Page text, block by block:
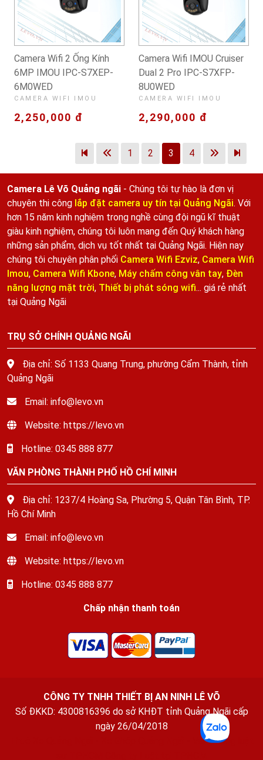
Camera Wifi 2 Ống Kính
6MP IMOU IPC-S7XEP-
6M0WED
CAMERA WIFI IMOU
2,250,000 đ
Camera Wifi IMOU Cruiser
Dual 2 Pro IPC-S7XFP-
8U0WED
CAMERA WIFI IMOU
2,290,000 đ
1 2 3 4
Camera Lê Võ Quảng ngãi - Chúng tôi tự hào là đơn vị
chuyên thi công lắp đặt camera uy tín tại Quảng Ngãi. Với
hơn 15 năm kinh nghiệm trong nghề cùng đội ngũ kĩ thuật
giàu kinh nghiệm, chúng tôi luôn mang đến Quý khách hàng
những sản phẩm, dịch vụ tốt nhất tại Quảng Ngãi. Hiện nay
chúng tôi chuyên phân phối Camera Wifi Ezviz, Camera Wifi
Imou, Camera Wifi Kbone, Máy chấm công vân tay, Đèn
năng lượng mặt trời, Thiết bị phát sóng wifi... giá rẻ nhất
tại Quảng Ngãi
TRỤ SỞ CHÍNH QUẢNG NGÃI
Địa chỉ: Số 1133 Quang Trung, phường Cẩm Thành, tỉnh
Quảng Ngãi
Email: info@levo.vn
Website: https://levo.vn
Hotline: 0345 888 877
VĂN PHÒNG THÀNH PHỐ HỒ CHÍ MINH
Địa chỉ: 1237/4 Hoàng Sa, Phường 5, Quận Tân Bình, TP.
Hồ Chí Minh
Email: info@levo.vn
Website: https://levo.vn
Hotline: 0345 888 877
Chấp nhận thanh toán
CÔNG TY TNHH THIẾT BỊ AN NINH LÊ VÕ
Số ĐKKD: 4300816396 do sở KHĐT tỉnh Quảng Ngãi cấp
ngày 26/04/2018
Văn phòng luật